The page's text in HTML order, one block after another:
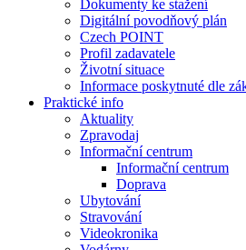
Dokumenty ke stažení
Digitální povodňový plán
Czech POINT
Profil zadavatele
Životní situace
Informace poskytnuté dle
Praktické info
Aktuality
Zpravodaj
Informační centrum
Informační centrum
Doprava
Ubytování
Stravování
Videokronika